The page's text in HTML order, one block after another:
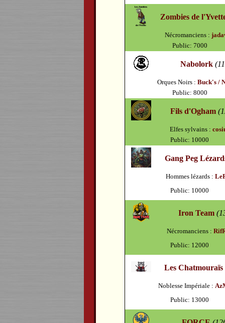
Zombies de
Nécromanciens :
Public: 7000
Nabolork
Orques Noirs : Buck's /
Public: 8000
Fils d'Ogham
Elfes sylvains :
Public: 10000
Gang Peg
Hommes lézards :
Public: 10000
Iron Team
Nécromanciens :
Public: 12000
Les Chatmouraïs
Noblesse Impériale :
Public: 13000